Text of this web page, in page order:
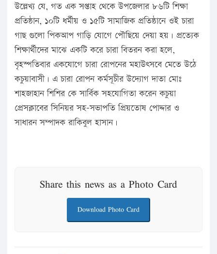
উল্লেখ্য যে, গত এক সপ্তাহ থেকে উপজেলার ৮৬টি শিক্ষা
প্রতিষ্ঠান, ১০টি ধর্মীয় ও ১৫টি সামাজিক প্রতিষ্ঠানে ওই চারা
গাছ গুলো পিকআপ গাড়ি যোগে পৌছিয়ে দেয়া হয়। প্রত্যেক
শিক্ষার্থীদের মাঝে একটি করে চারা বিতরন করা হলে,
বৃহস্পতিবার একযোগে চারা রোপনের মহাউৎসবে মেতে উঠে
কচুয়াবাসী। এ চারা রোপন কর্মসূচীর উদ্যোগ দাতা মোঃ
শাহজাহান শিশির কে সার্বিক সহযোগিতা করেন কচুয়া
প্রেসক্লাবের সিনিয়র সহ-সভাপতি প্রিয়তোষ পোদ্দার ও
সাধারন সম্পাদক রাকিবুল হাসান।
Share this news as a Photo Card
Download Photo Card